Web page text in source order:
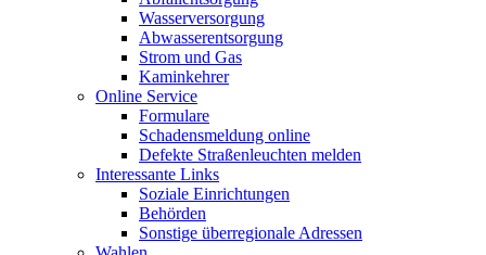
Wasserversorgung
Abwasserentsorgung
Strom und Gas
Kaminkehrer
Online Service
Formulare
Schadensmeldung online
Defekte Straßenleuchten melden
Interessante Links
Soziale Einrichtungen
Behörden
Sonstige überregionale Adressen